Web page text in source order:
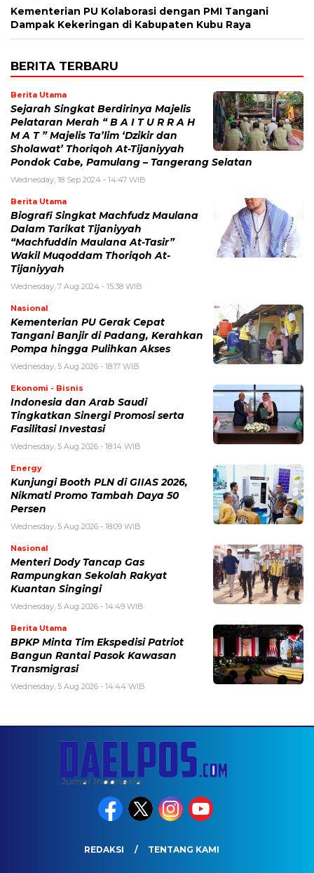
Kementerian PU Kolaborasi dengan PMI Tangani
Dampak Kekeringan di Kabupaten Kubu Raya
BERITA TERBARU
Berita Utama
Sejarah Singkat Berdirinya Majelis
Pelataran Merah “ B A I T U R R A H
M A T ” Majelis Ta’lim ‘Dzikir dan
Sholawat’ Thoriqoh At-Tijaniyyah
Pondok Cabe, Pamulang – Tangerang Selatan
Wednesday, 18 Sep 2024 - 14:47 WIB
Berita Utama
Biografi Singkat Machfudz Maulana
Dalam Tarikat Tijaniyyah
“Machfuddin Maulana At-Tasir”
Wakil Muqoddam Thoriqoh At-
Tijaniyyah
Wednesday, 7 Aug 2024 - 15:38 WIB
Nasional
Kementerian PU Gerak Cepat
Tangani Banjir di Padang, Kerahkan
Pompa hingga Pulihkan Akses
Wednesday, 5 Aug 2026 - 18:17 WIB
Ekonomi - Bisnis
Indonesia dan Arab Saudi
Tingkatkan Sinergi Promosi serta
Fasilitasi Investasi
Wednesday, 5 Aug 2026 - 18:14 WIB
Energy
Kunjungi Booth PLN di GIIAS 2026,
Nikmati Promo Tambah Daya 50
Persen
Wednesday, 5 Aug 2026 - 18:09 WIB
Nasional
Menteri Dody Tancap Gas
Rampungkan Sekolah Rakyat
Kuantan Singingi
Wednesday, 5 Aug 2026 - 14:49 WIB
Berita Utama
BPKP Minta Tim Ekspedisi Patriot
Bangun Rantai Pasok Kawasan
Transmigrasi
Wednesday, 5 Aug 2026 - 14:44 WIB
REDAKSI TENTANG KAMI